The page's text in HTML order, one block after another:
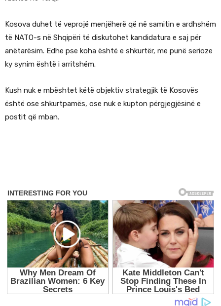
Kosova duhet të veprojë menjëherë që në samitin e ardhshëm
të NATO-s në Shqipëri të diskutohet kandidatura e saj për
anëtarësim. Edhe pse koha është e shkurtër, me punë serioze
ky synim është i arritshëm.
Kush nuk e mbështet këtë objektiv strategjik të Kosovës
është ose shkurtpamës, ose nuk e kupton përgjegjësinë e
postit që mban.